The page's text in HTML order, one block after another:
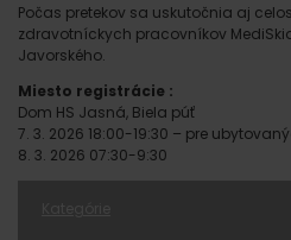
Počas pretekov sa uskutočnia aj
zdravotníckych pracovníkov
Javorského.
Miesto registrácie :
Dom HS Jasná, Biela púť
7. 3. 2026 18:00-19:30 – pre
8. 3. 2026 07:30-9:30